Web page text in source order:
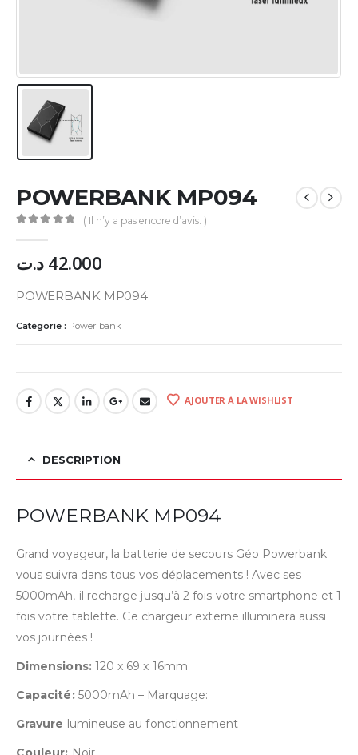
POWERBANK MP094
( Il n’y a pas encore d’avis. )
42.000 د.ت
POWERBANK MP094
Catégorie : Power bank
AJOUTER À LA WISHLIST
DESCRIPTION
POWERBANK MP094
Grand voyageur, la batterie de secours Géo Powerbank
vous suivra dans tous vos déplacements ! Avec ses
5000mAh, il recharge jusqu’à 2 fois votre smartphone et 1
fois votre tablette. Ce chargeur externe illuminera aussi
vos journées !
Dimensions:120 x 69 x 16mm
Capacité:5000mAh – Marquage:
Gravure lumineuse au fonctionnement